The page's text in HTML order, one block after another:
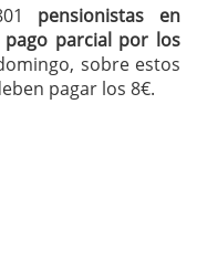
pensionistas en
pago parcial por los
sobre estos
pagar los 8€.